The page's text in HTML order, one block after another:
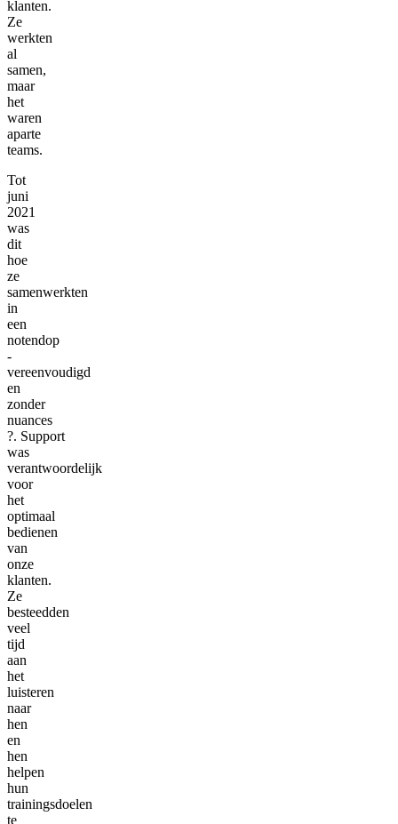
klanten.
Ze
werkten
al
samen,
maar
het
waren
aparte
teams.
Tot
juni
2021
was
dit
hoe
ze
samenwerkten
in
een
notendop
-
vereenvoudigd
en
zonder
nuances
?. Support
was
verantwoordelijk
voor
het
optimaal
bedienen
van
onze
klanten.
Ze
besteedden
veel
tijd
aan
het
luisteren
naar
hen
en
hen
helpen
hun
trainingsdoelen
te